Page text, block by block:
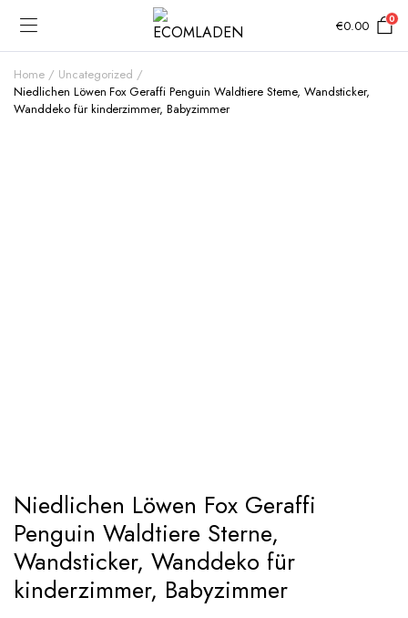
€0.00 0
Home
Uncategorized
Niedlichen Löwen Fox Geraffi Penguin Waldtiere Sterne, Wandsticker,
Wanddeko für kinderzimmer, Babyzimmer
Niedlichen Löwen Fox Geraffi
Penguin Waldtiere Sterne,
Wandsticker, Wanddeko für
kinderzimmer, Babyzimmer